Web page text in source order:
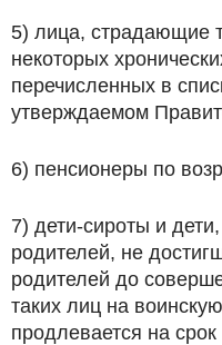
5) лица, страдающие
некоторых
перечисленных в
утверждаемом
6) пенсионеры по
7) дети-сироты и
родителей, не
родителей до
таких лиц на
продлевается на